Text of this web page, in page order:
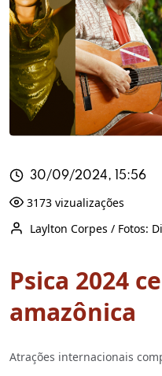
30/09/2024, 15:56
3173 vizualizações
Laylton Corpes / Fotos:
Psica 2024
amazônica
Atrações internacionais